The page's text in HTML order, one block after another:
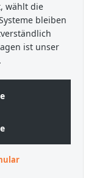
wählt die
bleiben
ist unser